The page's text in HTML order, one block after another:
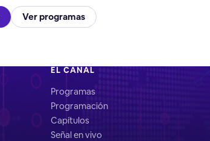
Ver programas
EL CANAL
Programas
Programación
Capítulos
Señal en vivo